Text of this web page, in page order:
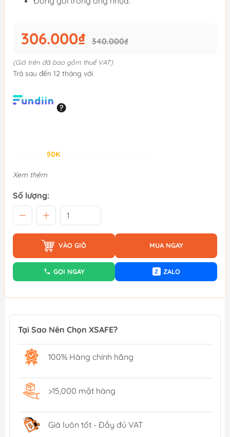
306.000₫ 340.000₫
(Giá trên đã bao gồm thuế VAT)
Trả sau đến 12 tháng với
50K
Xem thêm
Số lượng:
VÀO GIỎ MUA NGAY
GỌI NGAY Z ZALO
Tại Sao Nên Chọn XSAFE?
100% Hàng chính hãng
>15,000 mặt hàng
Giá luôn tốt - Đầy đủ VAT